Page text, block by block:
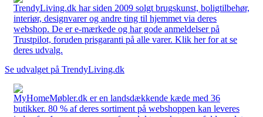
TrendyLiving.dk har siden 2009 solgt brugskunst, boligtilbehør,
interiør, designvarer og andre ting til hjemmet via deres
webshop. De er e-mærkede og har gode anmeldelser på
Trustpilot, foruden prisgaranti på alle varer. Klik her for at se
deres udvalg.
Se udvalget på TrendyLiving.dk
MyHomeMøbler.dk er en landsdækkende kæde med 36
butikker. 80 % af deres sortiment på webshoppen kan leveres